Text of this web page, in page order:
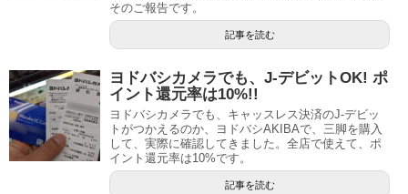
そのご報告です。
記事を読む
ヨドバシカメラでも、J-デビットOK! ポ
イント還元率は10%!!
ヨドバシカメラでも、キャッスレス決済のJ-デビッ
トがつかえるのか、ヨドバシAKIBAで、三脚を購入
して、実際に確認してきました。全店で使えて、ポ
イント還元率は10%です。
記事を読む